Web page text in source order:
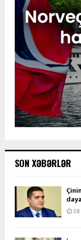
SON XƏBƏRLƏR